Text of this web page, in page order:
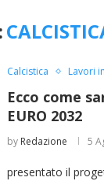
Calcistica Lavori
Ecco come
EURO 2032
by Redazione 5
presentato il